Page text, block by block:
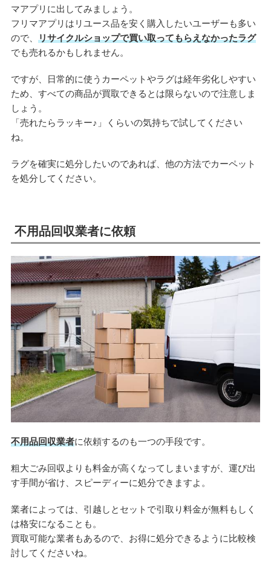
マアプリに出してみましょう。
フリマアプリはリユース品を安く購入したいユーザーも多い
ので、 リサイクルショップで買い取ってもらえなかったラグ
でも売れるかもしれません。
ですが、日常的に使うカーペットやラグは経年劣化しやすい
ため、すべての商品が買取できるとは限らないので注意しま
しょう。
「売れたらラッキー♪」くらいの気持ちで試してください
ね。
ラグを確実に処分したいのであれば、他の方法でカーペット
を処分してください。
不用品回収業者に依頼
不用品回収業者に依頼するのも一つの手段です。
粗大ごみ回収よりも料金が高くなってしまいますが、運び出
す手間が省け、スピーディーに処分できますよ。
業者によっては、引越しとセットで引取り料金が無料もしく
は格安になることも。
買取可能な業者もあるので、お得に処分できるように比較検
討してくださいね。